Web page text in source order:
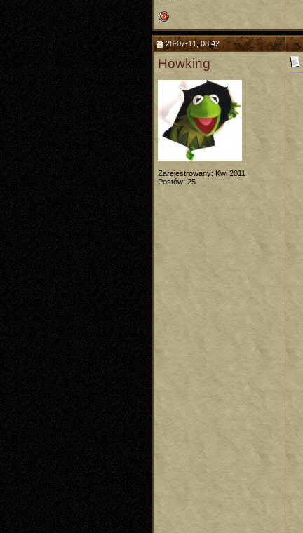
28-07-11, 08:42
Howking
Zarejestrowany: Kwi 2011
Postów: 25